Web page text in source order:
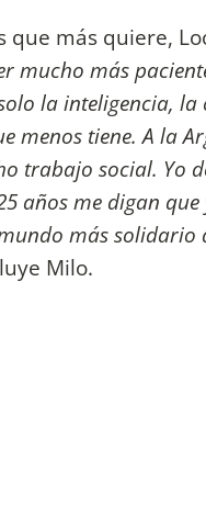
que más quiere,
mucho más
la inteligencia, la
menos tiene. A la
trabajo social. Yo
años me digan que
más solidario
Milo.